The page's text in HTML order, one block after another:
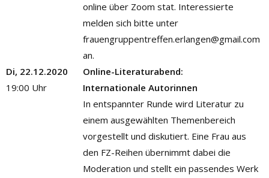
online über Zoom stat. Interessierte
melden sich bitte unter
frauengruppentreffen.erlangen@gmail.com
an.
Di, 22.12.2020
19:00 Uhr
Online-Literaturabend:
Internationale Autorinnen
In entspannter Runde wird Literatur zu
einem ausgewählten Themenbereich
vorgestellt und diskutiert. Eine Frau aus
den FZ-Reihen übernimmt dabei die
Moderation und stellt ein passendes Werk